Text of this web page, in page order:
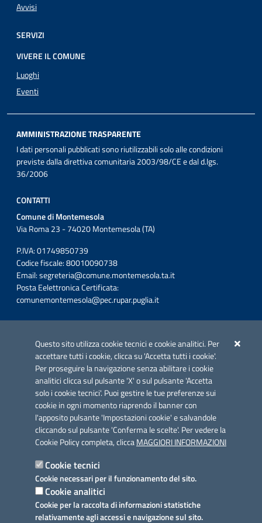
Questo sito utilizza cookie tecnici e cookie analitici. Per
accettare tutti i cookie, clicca su 'Accetta tutti i cookie'.
Per proseguire la navigazione senza abilitare i cookie
analitici clicca sul pulsante 'X' o sul pulsante 'Accetta
solo i cookie tecnici'. Puoi gestire le tue preferenze sui
cookie in ogni momento riaprendo il banner con
l'apposito pulsante 'Impostazioni cookie' e salvandole
cliccando sul pulsante 'Conferma le scelte'. Per vedere la
Cookie Policy completa, cliccaMAGGIORI INFORMAZIONI
Cookie tecnici
Cookie necessari per il funzionamento del sito.
Cookie analitici
Cookie per la raccolta di informazioni statistiche
relativamente agli accessi e navigazione sul sito.
Avvisi
SERVIZI
VIVERE IL COMUNE
Luoghi
Eventi
AMMINISTRAZIONE TRASPARENTE
I dati personali pubblicati sono riutilizzabili solo alle condizioni
previste dalla direttiva comunitaria 2003/98/CE e dal d.lgs.
36/2006
CONTATTI
Comune di Montemesola
Via Roma 23 - 74020 Montemesola (TA)
P.IVA: 01749850739
Codice fiscale: 80010090738
Email:segreteria@comune.montemesola.ta.it
Posta Eelettronica Certificata:
comunemontemesola@pec.rupar.puglia.it
Azione 2.3.
Link utili
Informativa privacy
Dichiarazione di accessibilità
Note legali